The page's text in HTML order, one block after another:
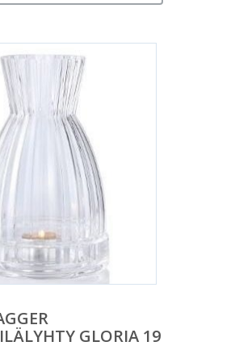
GLORIA 19